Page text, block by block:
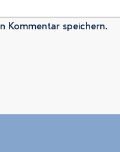
Kommentar speichern.